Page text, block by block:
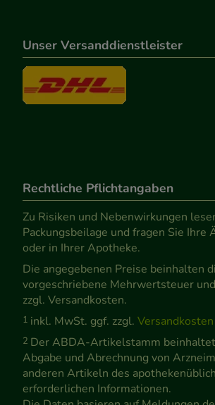
Unser Versanddienstleister
Rechtliche Pflichtangaben
Zu Risiken und Nebenwirkungen
Packungsbeilage und fragen Sie Ihre
oder in Ihrer Apotheke.
Die angegebenen Preise beinhalten
vorgeschriebene Mehrwertsteuer
zzgl. Versandkosten.
1 inkl. MwSt. ggf. zzgl. Versandkosten
2 Der ABDA-Artikelstamm
Abgabe und Abrechnung von
anderen Artikeln des
erforderlichen Informationen.